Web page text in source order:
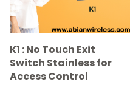
K1 : No Touch Exit
Switch Stainless for
Access Control